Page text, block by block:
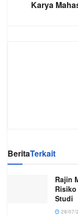
Karya
BeritaTerkait
Rajin
Studi
28/07/